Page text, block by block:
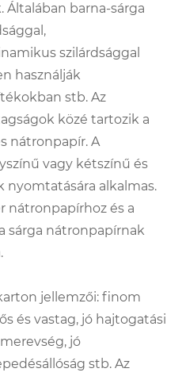
Általában barna-sárga
szilárdsággal
használják
stb. Az
közé tartozik a
nátronpapír. A
vagy kétszínű és
nyomtatására alkalmas.
nátronpapírhoz és a
sárga nátronpapírnak
jellemzői: finom
és vastag, jó hajtogatási
jó
stb. Az